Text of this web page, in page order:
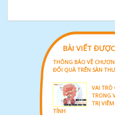
BÀI VIẾT
THÔNG BÁO VỀ
ĐỔI QUÀ TRÊN SÀN
VAI TRÒ
TRONG
TRỊ
TÍNH